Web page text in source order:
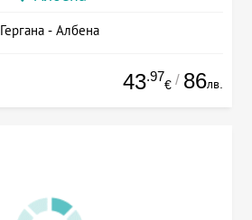
Гергана - Албена
43.97
€ / 86лв.